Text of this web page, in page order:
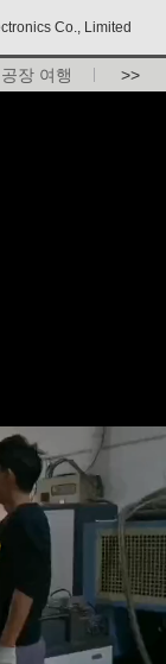
Co., Limited
공장 여행 >>